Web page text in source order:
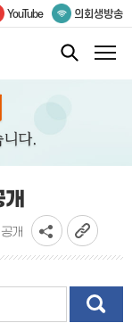
YouTube 의회생방송
개